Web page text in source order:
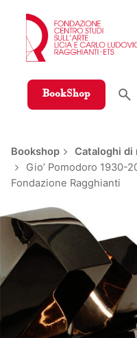
content
BookShop
Bookshop
Cataloghi di
Gio’ Pomodoro 1930-
Fondazione Ragghianti